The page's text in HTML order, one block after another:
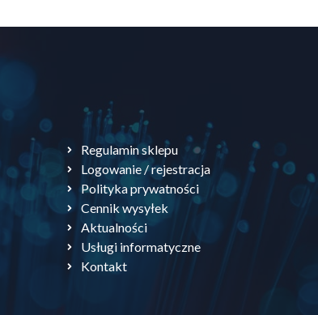
Regulamin sklepu
Logowanie / rejestracja
Polityka prywatności
Cennik wysyłek
Aktualności
Usługi informatyczne
Kontakt